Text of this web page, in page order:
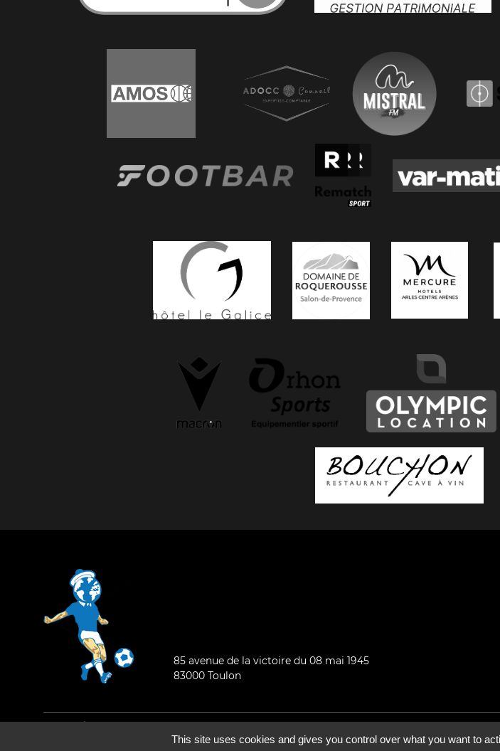
85 avenue de la victoire du 08 mai 1945
83000 Toulon
Mentions légales-Qui sommes-nous ?
©2026 - Tous droits réservés - Conception :epartenair e
This site uses cookies and gives you control over what you want to